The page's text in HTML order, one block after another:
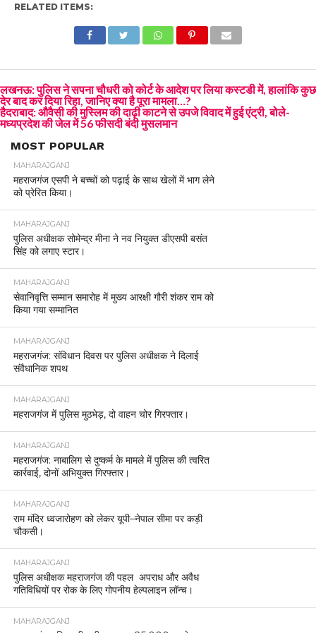
RELATED ITEMS:
लखनऊ: पुलिस ने सपना चौधरी को कोर्ट के आदेश पर लिया कस्टडी में, हालांकि कुछ
देर बाद कर दिया रिहा, जानिए क्या है पूरा मामला…?
हैदराबाद: औवैसी की मुस्लिम की दाढ़ी काटने से उपजे विवाद में हुई एंट्री, बोले-
मध्यप्रदेश की जेल में 56 फीसदी बंदी मुसलमान
MOST POPULAR
MAHARAJGANJ
महराजगंज एसपी ने बच्चों को पढ़ाई के साथ खेलों में भाग लेने
को प्रेरित किया।
MAHARAJGANJ
पुलिस अधीक्षक सोमेन्द्र मीना ने नव नियुक्त डीएसपी बसंत
सिंह को लगाए स्टार।
MAHARAJGANJ
सेवानिवृत्ति सम्मान समारोह में मुख्य आरक्षी गौरी शंकर राम को
किया गया सम्मानित
MAHARAJGANJ
महराजगंज: संविधान दिवस पर पुलिस अधीक्षक ने दिलाई
संवैधानिक शपथ
MAHARAJGANJ
महराजगंज में पुलिस मुठभेड़, दो वाहन चोर गिरफ्तार।
MAHARAJGANJ
महराजगंज: नाबालिग से दुष्कर्म के मामले में पुलिस की त्वरित
कार्रवाई, दोनों अभियुक्त गिरफ्तार।
MAHARAJGANJ
राम मंदिर ध्वजारोहण को लेकर यूपी–नेपाल सीमा पर कड़ी
चौकसी।
MAHARAJGANJ
पुलिस अधीक्षक महराजगंज की पहल अपराध और अवैध
गतिविधियों पर रोक के लिए गोपनीय हेल्पलाइन लॉन्च।
MAHARAJGANJ